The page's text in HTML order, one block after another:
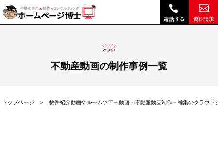
【企業向け】スマホを使った動画撮影・ジンバルの使い方【基本編】|｜不動産内覧動画やルームツアー、建築事例など不動産会社のクラウド動画制作システム「メディア博士」
不動産動画の制作事例一覧
トップページ 物件紹介動画やルームツアー動画・不動産動画制作・編集のクラウド